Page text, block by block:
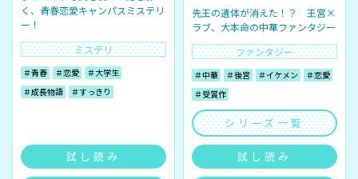
く、青春恋愛キャンパスミステリ
ー！
ミステリ
＃青春 ＃恋愛
＃大学生
＃成長物語
＃すっきり
試し読み
先王の遺体が消えた！？ 王宮×
ラブ、大本命の中華ファンタジー
ファンタジー
＃中華 ＃後宮 ＃イケメン
＃恋愛
＃受賞作
シリーズ一覧
試し読み